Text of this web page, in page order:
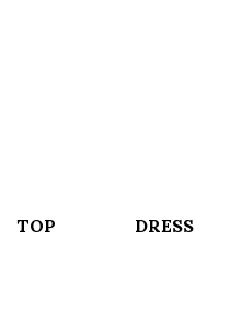
TOP DRESS